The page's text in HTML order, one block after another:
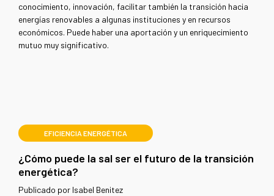
conocimiento, innovación, facilitar también la transición hacia
energías renovables a algunas instituciones y en recursos
económicos. Puede haber una aportación y un enriquecimiento
mutuo muy significativo.
EFICIENCIA ENERGÉTICA
¿Cómo puede la sal ser el futuro de la transición
energética?
Publicado por Isabel Benitez